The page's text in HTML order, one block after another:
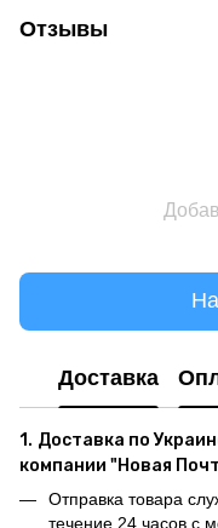
Отзывы
Доставка
1. Доставка по
компании "Новая
Отправка товара
течение 24 часов с